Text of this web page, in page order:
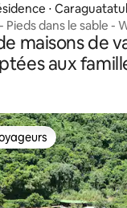
⋅
dans le sable -
maisons de
aux
les plus